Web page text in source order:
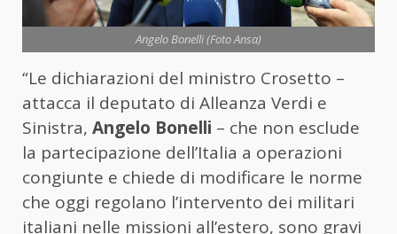
Angelo Bonelli (Foto Ansa)
“Le dichiarazioni del ministro Crosetto –
attacca il deputato di Alleanza Verdi e
Sinistra, Angelo Bonelli – che non esclude
la partecipazione dell’Italia a operazioni
congiunte e chiede di modificare le norme
che oggi regolano l’intervento dei militari
italiani nelle missioni all’estero, sono gravi